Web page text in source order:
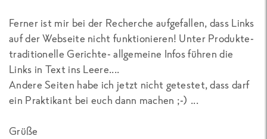
Ferner ist mir bei der Recherche aufgefallen, dass Links
auf der Webseite nicht funktionieren! Unter Produkte-
traditionelle Gerichte- allgemeine Infos führen die
Links in Text ins Leere....
Andere Seiten habe ich jetzt nicht getestet, dass darf
ein Praktikant bei euch dann machen ;-) ...
Grüße